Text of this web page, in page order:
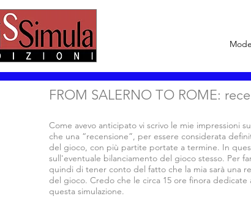
FROM SALERNO TO ROME:
Come avevo anticipato vi scrivo le mie impressioni
che una “recensione”, per essere considerata
del gioco, con più partite portate a termine. In
sull'eventuale bilanciamento del gioco stesso. Per
quindi di tener conto del fatto che la mia sarà una
del gioco. Credo che le circa 15 ore finora
questa simulazione.